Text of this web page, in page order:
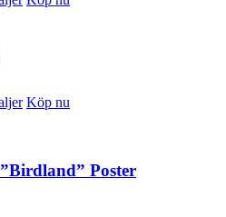
Köp nu
Poster